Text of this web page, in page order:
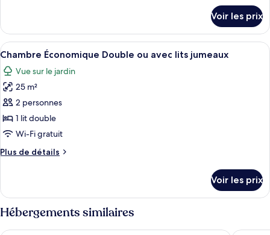
le
type
de
chambre
Chambre
Triple
Voir les prix
Afficher
toutes
les
photos
pour
ce
type
chambre :
Double
ou
avec
Un immeuble à plusieurs étages
10
Chambre Économique Double ou avec lits jumeaux
Vue sur le jardin
25 m²
2 personnes
1 lit double
Wi-Fi gratuit
Plus de détails
Plus
le
type
de
chambre
Voir les prix
Hébergements similaires